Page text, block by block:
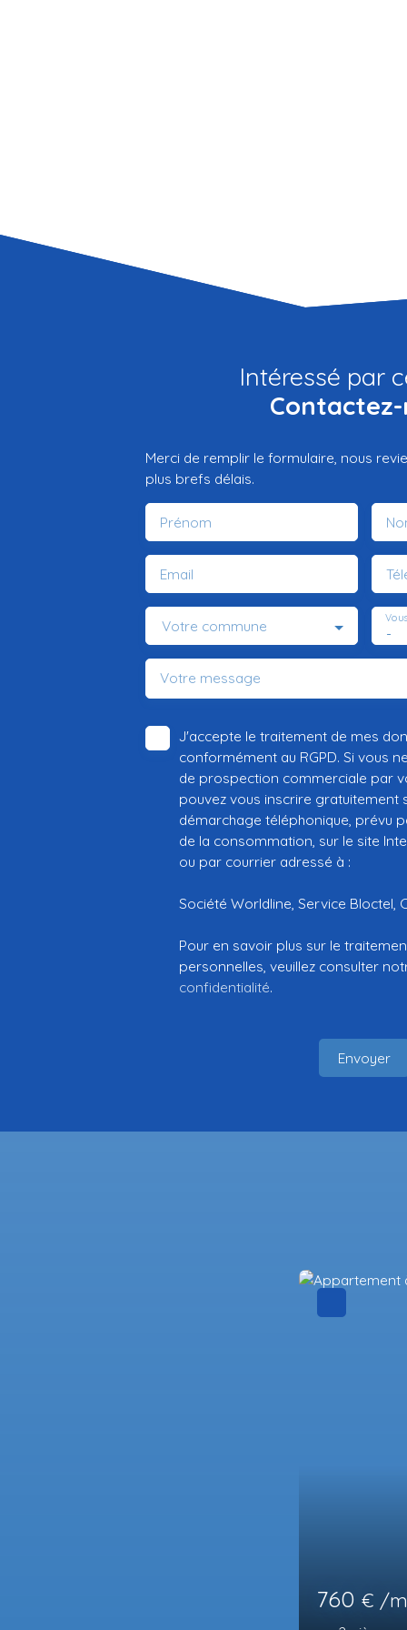
Intéressé par
Merci de remplir le formulaire, nous
plus brefs délais.
Prénom
Email
Votre commune -
Votre message
J'accepte le traitement de mes
conformément au RGPD. Si vous
de prospection commerciale par
pouvez vous inscrire gratuitement
démarchage téléphonique, prévu
de la consommation, sur le site
ou par courrier adressé à :
Société Worldline, Service Bloctel,
Pour en savoir plus sur le
personnelles, veuillez consulter
confidentialité.
Envoyer
760€ /